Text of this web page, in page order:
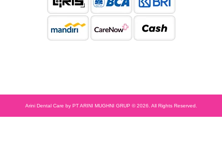
Arini Dental Care by PT ARINI MUGHNI GRUP © 2026. All Rights Reserved.